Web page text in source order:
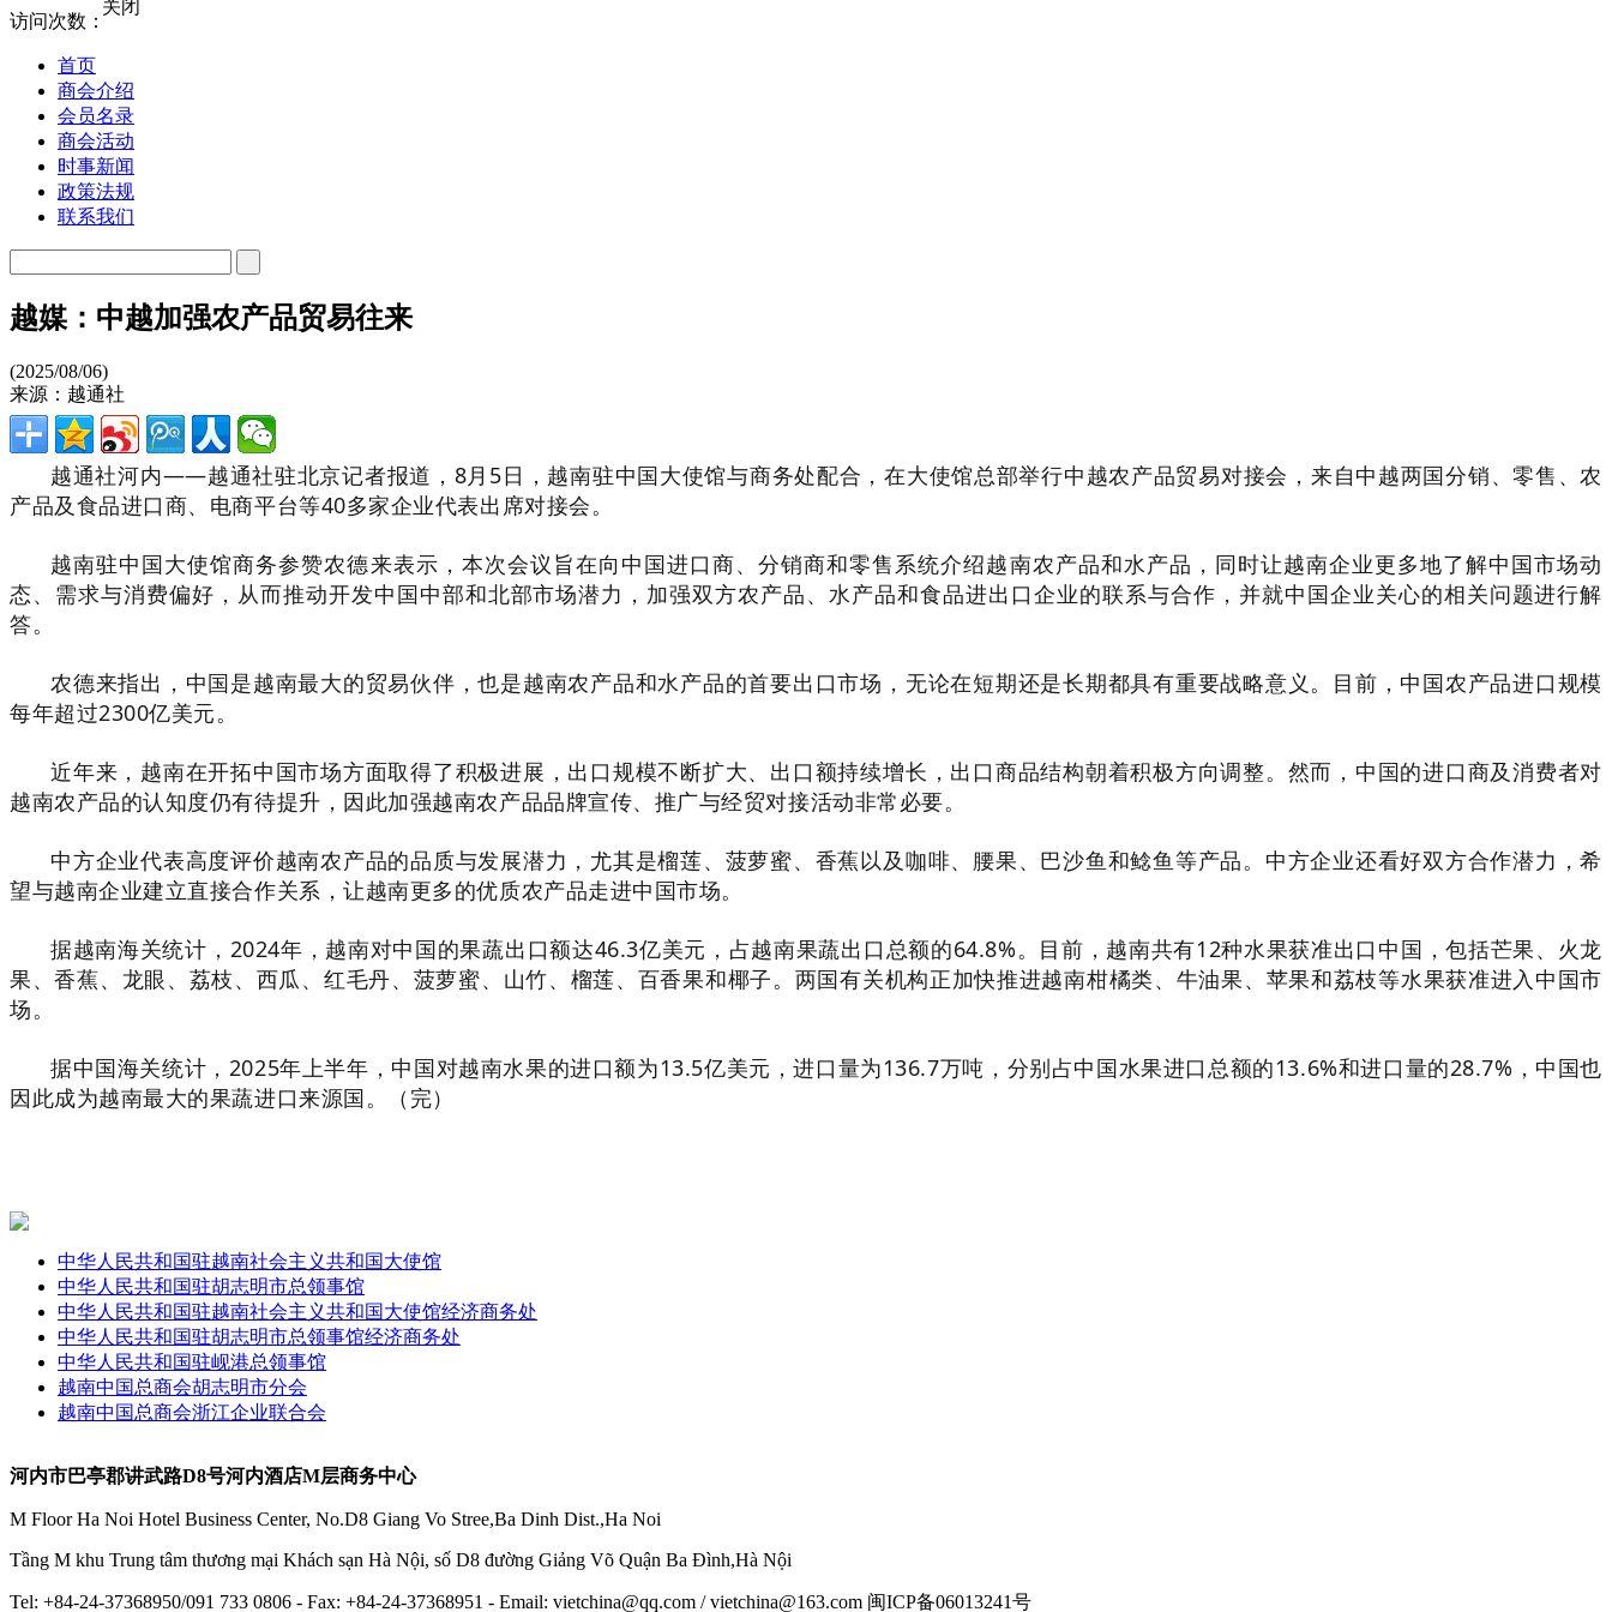
访问次数：
首页
商会介绍
会员名录
商会活动
时事新闻
政策法规
联系我们
越媒：中越加强农产品贸易往来
(2025/08/06)
来源：越通社
越通社河内——越通社驻北京记者报道，8月5日，越南驻中国大使馆与商务处配合，在大使馆总部举行中越农产品贸易对接会，来自中越两国分销、零售、农
产品及食品进口商、电商平台等40多家企业代表出席对接会。
越南驻中国大使馆商务参赞农德来表示，本次会议旨在向中国进口商、分销商和零售系统介绍越南农产品和水产品，同时让越南企业更多地了解中国市场动
态、需求与消费偏好，从而推动开发中国中部和北部市场潜力，加强双方农产品、水产品和食品进出口企业的联系与合作，并就中国企业关心的相关问题进行解
答。
农德来指出，中国是越南最大的贸易伙伴，也是越南农产品和水产品的首要出口市场，无论在短期还是长期都具有重要战略意义。目前，中国农产品进口规模
每年超过2300亿美元。
近年来，越南在开拓中国市场方面取得了积极进展，出口规模不断扩大、出口额持续增长，出口商品结构朝着积极方向调整。然而，中国的进口商及消费者对
越南农产品的认知度仍有待提升，因此加强越南农产品品牌宣传、推广与经贸对接活动非常必要。
中方企业代表高度评价越南农产品的品质与发展潜力，尤其是榴莲、菠萝蜜、香蕉以及咖啡、腰果、巴沙鱼和鲶鱼等产品。中方企业还看好双方合作潜力，希
望与越南企业建立直接合作关系，让越南更多的优质农产品走进中国市场。
据越南海关统计，2024年，越南对中国的果蔬出口额达46.3亿美元，占越南果蔬出口总额的64.8%。目前，越南共有12种水果获准出口中国，包括芒果、火龙
果、香蕉、龙眼、荔枝、西瓜、红毛丹、菠萝蜜、山竹、榴莲、百香果和椰子。两国有关机构正加快推进越南柑橘类、牛油果、苹果和荔枝等水果获准进入中国市
场。
据中国海关统计，2025年上半年，中国对越南水果的进口额为13.5亿美元，进口量为136.7万吨，分别占中国水果进口总额的13.6%和进口量的28.7%，中国也
因此成为越南最大的果蔬进口来源国。（完）
中华人民共和国驻越南社会主义共和国大使馆
中华人民共和国驻胡志明市总领事馆
中华人民共和国驻越南社会主义共和国大使馆经济商务处
中华人民共和国驻胡志明市总领事馆经济商务处
中华人民共和国驻岘港总领事馆
越南中国总商会胡志明市分会
越南中国总商会浙江企业联合会
河内市巴亭郡讲武路D8号河内酒店M层商务中心
M Floor Ha Noi Hotel Business Center, No.D8 Giang Vo Stree,Ba Dinh Dist.,Ha Noi
Tầng M khu Trung tâm thương mại Khách sạn Hà Nội, số D8 đường Giảng Võ Quận Ba Đình,Hà Nội
Tel: +84-24-37368950/091 733 0806 - Fax: +84-24-37368951 - Email: vietchina@qq.com / vietchina@163.com 闽ICP备06013241号
关闭